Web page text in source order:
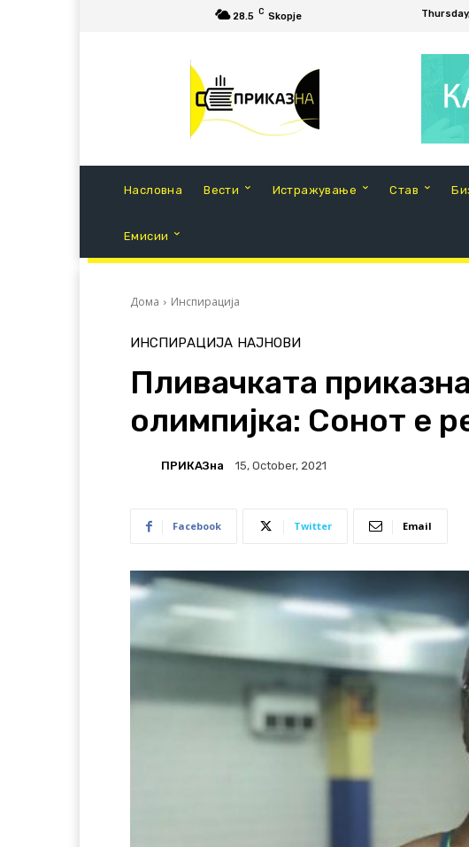
28.5 C Skopje
Насловна Вести Истражување Став
Емисии
Дома Инспирација
ИНСПИРАЦИЈА НАЈНОВИ
Пливачката
олимпијка: Сонот е
ПРИКАЗна 15, October, 2021
Facebook Twitter Email